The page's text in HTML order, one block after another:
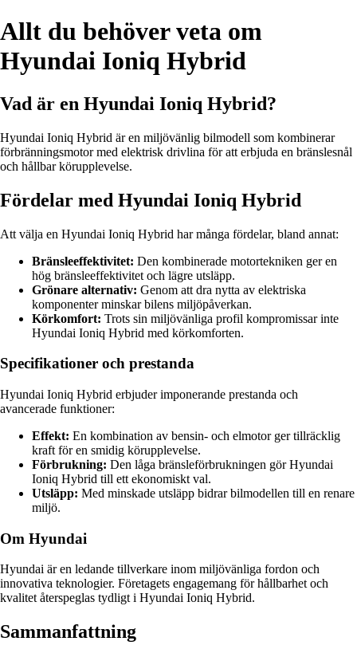
Allt du behöver veta om
Hyundai Ioniq Hybrid
Vad är en Hyundai Ioniq Hybrid?
Hyundai Ioniq Hybrid är en miljövänlig bilmodell som kombinerar
förbränningsmotor med elektrisk drivlina för att erbjuda en bränslesnål
och hållbar körupplevelse.
Fördelar med Hyundai Ioniq Hybrid
Att välja en Hyundai Ioniq Hybrid har många fördelar, bland annat:
Bränsleeffektivitet: Den kombinerade motortekniken ger en
hög bränsleeffektivitet och lägre utsläpp.
Grönare alternativ: Genom att dra nytta av elektriska
komponenter minskar bilens miljöpåverkan.
Körkomfort: Trots sin miljövänliga profil kompromissar inte
Hyundai Ioniq Hybrid med körkomforten.
Specifikationer och prestanda
Hyundai Ioniq Hybrid erbjuder imponerande prestanda och
avancerade funktioner:
Effekt: En kombination av bensin- och elmotor ger tillräcklig
kraft för en smidig körupplevelse.
Förbrukning: Den låga bränsleförbrukningen gör Hyundai
Ioniq Hybrid till ett ekonomiskt val.
Utsläpp: Med minskade utsläpp bidrar bilmodellen till en renare
miljö.
Om Hyundai
Hyundai är en ledande tillverkare inom miljövänliga fordon och
innovativa teknologier. Företagets engagemang för hållbarhet och
kvalitet återspeglas tydligt i Hyundai Ioniq Hybrid.
Sammanfattning